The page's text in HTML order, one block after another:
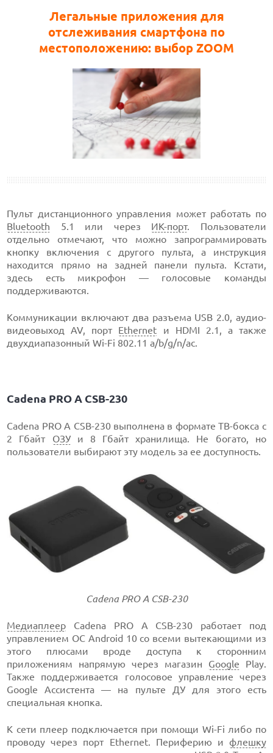
Легальные приложения для
отслеживания смартфона по
местоположению: выбор ZOOM
Пульт дистанционного управления может работать по
Bluetooth 5.1 или через ИК-порт. Пользователи
отдельно отмечают, что можно запрограммировать
кнопку включения с другого пульта, а инструкция
находится прямо на задней панели пульта. Кстати,
здесь есть микрофон — голосовые команды
поддерживаются.
Коммуникации включают два разъема USB 2.0, аудио-
видеовыход AV, порт Ethernet и HDMI 2.1, а также
двухдиапазонный Wi-Fi 802.11 a/b/g/n/ac.
Cadena PRO A CSB-230
Cadena PRO A CSB-230 выполнена в формате ТВ-бокса с
2 Гбайт ОЗУи 8 Гбайт хранилища. Не богато, но
пользователи выбирают эту модель за ее доступность.
Cadena PRO A CSB-230
Медиаплеер Cadena PRO A CSB-230 работает под
управлением ОС Android 10 со всеми вытекающими из
этого плюсами вроде доступа к сторонним
приложениям напрямую через магазин Google Play.
Также поддерживается голосовое управление через
Google Ассистента — на пульте ДУ для этого есть
специальная кнопка.
К сети плеер подключается при помощи Wi-Fi либо по
проводу через порт Ethernet. Периферию и флешку